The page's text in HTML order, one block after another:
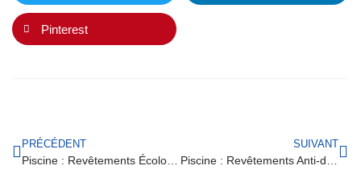
Pinterest
PRÉCÉDENT SUIVANT